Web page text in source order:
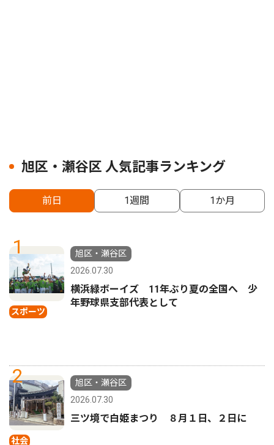
旭区・瀬谷区 人気記事ランキング
前日 1週間 1か月
1
スポーツ
旭区・瀬谷区
2026.07.30
横浜緑ボーイズ 11年ぶり夏の全国へ 少
年野球県支部代表として
2
社会
旭区・瀬谷区
2026.07.30
三ツ境で白姫まつり ８月１日、２日に